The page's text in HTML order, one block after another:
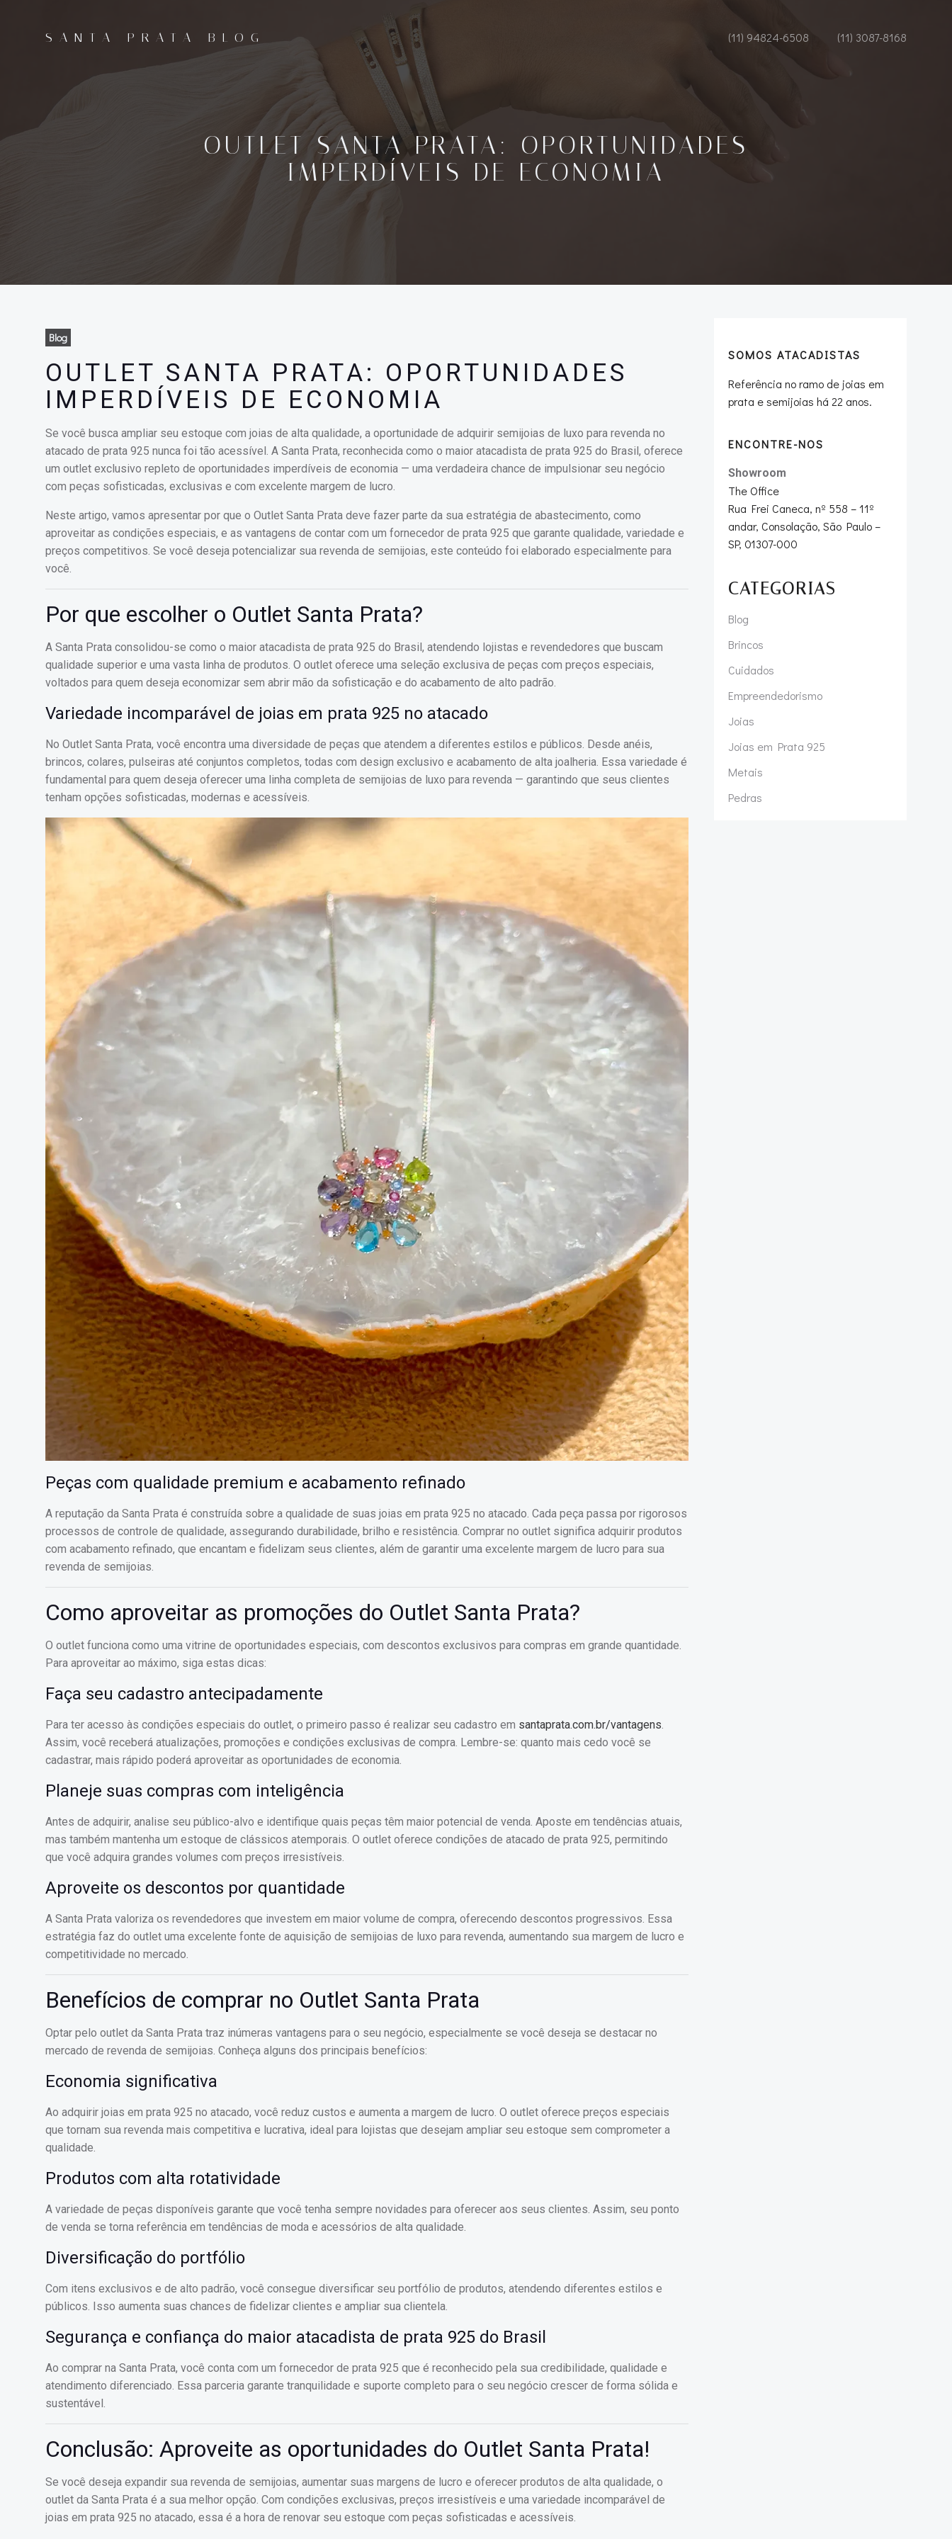
SANTA PRATA BLOG (11) 94824-6508 (11) 3087-8168
OUTLET SANTA PRATA: OPORTUNIDADES
IMPERDÍVEIS DE ECONOMIA
Blog
OUTLET SANTA PRATA: OPORTUNIDADES
IMPERDÍVEIS DE ECONOMIA
Se você busca ampliar seu estoque com joias de alta qualidade, a oportunidade de adquirir semijoias de luxo para revenda no
atacado de prata 925 nunca foi tão acessível. A Santa Prata, reconhecida como o maior atacadista de prata 925 do Brasil, oferece
um outlet exclusivo repleto de oportunidades imperdíveis de economia — uma verdadeira chance de impulsionar seu negócio
com peças sofisticadas, exclusivas e com excelente margem de lucro.
Neste artigo, vamos apresentar por que o Outlet Santa Prata deve fazer parte da sua estratégia de abastecimento, como
aproveitar as condições especiais, e as vantagens de contar com um fornecedor de prata 925 que garante qualidade, variedade e
preços competitivos. Se você deseja potencializar sua revenda de semijoias, este conteúdo foi elaborado especialmente para
você.
Por que escolher o Outlet Santa Prata?
A Santa Prata consolidou-se como o maior atacadista de prata 925 do Brasil, atendendo lojistas e revendedores que buscam
qualidade superior e uma vasta linha de produtos. O outlet oferece uma seleção exclusiva de peças com preços especiais,
voltados para quem deseja economizar sem abrir mão da sofisticação e do acabamento de alto padrão.
Variedade incomparável de joias em prata 925 no atacado
No Outlet Santa Prata, você encontra uma diversidade de peças que atendem a diferentes estilos e públicos. Desde anéis,
brincos, colares, pulseiras até conjuntos completos, todas com design exclusivo e acabamento de alta joalheria. Essa variedade é
fundamental para quem deseja oferecer uma linha completa de semijoias de luxo para revenda — garantindo que seus clientes
tenham opções sofisticadas, modernas e acessíveis.
Peças com qualidade premium e acabamento refinado
A reputação da Santa Prata é construída sobre a qualidade de suas joias em prata 925 no atacado. Cada peça passa por rigorosos
processos de controle de qualidade, assegurando durabilidade, brilho e resistência. Comprar no outlet significa adquirir produtos
com acabamento refinado, que encantam e fidelizam seus clientes, além de garantir uma excelente margem de lucro para sua
revenda de semijoias.
Como aproveitar as promoções do Outlet Santa Prata?
O outlet funciona como uma vitrine de oportunidades especiais, com descontos exclusivos para compras em grande quantidade.
Para aproveitar ao máximo, siga estas dicas:
Faça seu cadastro antecipadamente
Para ter acesso às condições especiais do outlet, o primeiro passo é realizar seu cadastro em santaprata.com.br/vantagens.
Assim, você receberá atualizações, promoções e condições exclusivas de compra. Lembre-se: quanto mais cedo você se
cadastrar, mais rápido poderá aproveitar as oportunidades de economia.
Planeje suas compras com inteligência
Antes de adquirir, analise seu público-alvo e identifique quais peças têm maior potencial de venda. Aposte em tendências atuais,
mas também mantenha um estoque de clássicos atemporais. O outlet oferece condições de atacado de prata 925, permitindo
que você adquira grandes volumes com preços irresistíveis.
Aproveite os descontos por quantidade
A Santa Prata valoriza os revendedores que investem em maior volume de compra, oferecendo descontos progressivos. Essa
estratégia faz do outlet uma excelente fonte de aquisição de semijoias de luxo para revenda, aumentando sua margem de lucro e
competitividade no mercado.
Benefícios de comprar no Outlet Santa Prata
Optar pelo outlet da Santa Prata traz inúmeras vantagens para o seu negócio, especialmente se você deseja se destacar no
mercado de revenda de semijoias. Conheça alguns dos principais benefícios:
Economia significativa
Ao adquirir joias em prata 925 no atacado, você reduz custos e aumenta a margem de lucro. O outlet oferece preços especiais
que tornam sua revenda mais competitiva e lucrativa, ideal para lojistas que desejam ampliar seu estoque sem comprometer a
qualidade.
Produtos com alta rotatividade
A variedade de peças disponíveis garante que você tenha sempre novidades para oferecer aos seus clientes. Assim, seu ponto
de venda se torna referência em tendências de moda e acessórios de alta qualidade.
Diversificação do portfólio
Com itens exclusivos e de alto padrão, você consegue diversificar seu portfólio de produtos, atendendo diferentes estilos e
públicos. Isso aumenta suas chances de fidelizar clientes e ampliar sua clientela.
Segurança e confiança do maior atacadista de prata 925 do Brasil
Ao comprar na Santa Prata, você conta com um fornecedor de prata 925 que é reconhecido pela sua credibilidade, qualidade e
atendimento diferenciado. Essa parceria garante tranquilidade e suporte completo para o seu negócio crescer de forma sólida e
sustentável.
Conclusão: Aproveite as oportunidades do Outlet Santa Prata!
Se você deseja expandir sua revenda de semijoias, aumentar suas margens de lucro e oferecer produtos de alta qualidade, o
outlet da Santa Prata é a sua melhor opção. Com condições exclusivas, preços irresistíveis e uma variedade incomparável de
joias em prata 925 no atacado, essa é a hora de renovar seu estoque com peças sofisticadas e acessíveis.
SOMOS ATACADISTAS
Referência no ramo de joias em
prata e semijoias há 22 anos.
ENCONTRE-NOS
Showroom
The Office
Rua Frei Caneca, nº 558 – 11º
andar, Consolação, São Paulo –
SP, 01307-000
CATEGORIAS
Blog
Brincos
Cuidados
Empreendedorismo
Joias
Joias em Prata 925
Metais
Pedras